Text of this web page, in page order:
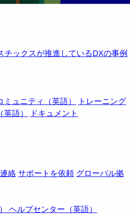
ックスが推進しているDXの事例
ミュニティ（英語）
トレーニング
語）
ドキュメント
絡サポートを依頼 グローバル拠
ヘルプセンター（英語）